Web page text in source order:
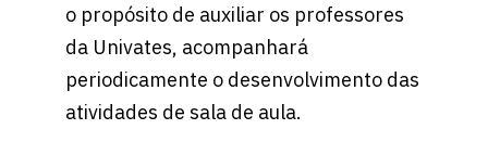
o propósito de auxiliar os professores
da Univates, acompanhará
periodicamente o desenvolvimento das
atividades de sala de aula.